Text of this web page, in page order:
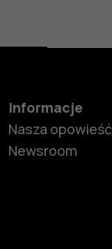
Informacje
Nasza opowieść
Newsroom